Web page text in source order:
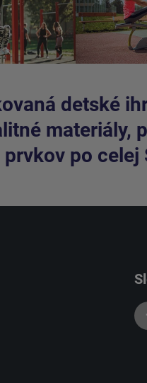
detské
materiály,
po celej